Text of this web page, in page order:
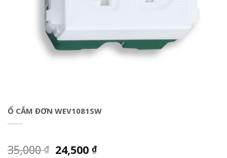
Ổ CẮM ĐƠN WEV1081SW
35,000₫ 24,500₫